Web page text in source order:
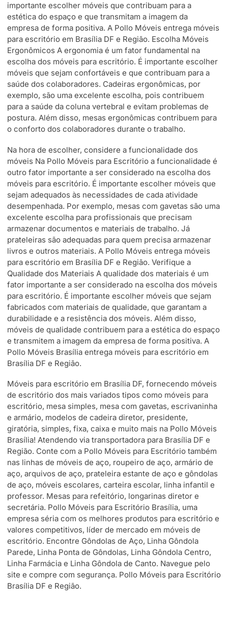
importante escolher móveis que contribuam para a
estética do espaço e que transmitam a imagem da
empresa de forma positiva. A Pollo Móveis entrega móveis
para escritório em Brasília DF e Região. Escolha Móveis
Ergonômicos A ergonomia é um fator fundamental na
escolha dos móveis para escritório. É importante escolher
móveis que sejam confortáveis e que contribuam para a
saúde dos colaboradores. Cadeiras ergonômicas, por
exemplo, são uma excelente escolha, pois contribuem
para a saúde da coluna vertebral e evitam problemas de
postura. Além disso, mesas ergonômicas contribuem para
o conforto dos colaboradores durante o trabalho.
Na hora de escolher, considere a funcionalidade dos
móveis Na Pollo Móveis para Escritório a funcionalidade é
outro fator importante a ser considerado na escolha dos
móveis para escritório. É importante escolher móveis que
sejam adequados às necessidades de cada atividade
desempenhada. Por exemplo, mesas com gavetas são uma
excelente escolha para profissionais que precisam
armazenar documentos e materiais de trabalho. Já
prateleiras são adequadas para quem precisa armazenar
livros e outros materiais. A Pollo Móveis entrega móveis
para escritório em Brasília DF e Região. Verifique a
Qualidade dos Materiais A qualidade dos materiais é um
fator importante a ser considerado na escolha dos móveis
para escritório. É importante escolher móveis que sejam
fabricados com materiais de qualidade, que garantam a
durabilidade e a resistência dos móveis. Além disso,
móveis de qualidade contribuem para a estética do espaço
e transmitem a imagem da empresa de forma positiva. A
Pollo Móveis Brasília entrega móveis para escritório em
Brasília DF e Região.
Móveis para escritório em Brasília DF, fornecendo móveis
de escritório dos mais variados tipos como móveis para
escritório, mesa simples, mesa com gavetas, escrivaninha
e armário, modelos de cadeira diretor, presidente,
giratória, simples, fixa, caixa e muito mais na Pollo Móveis
Brasília! Atendendo via transportadora para Brasília DF e
Região. Conte com a Pollo Móveis para Escritório também
nas linhas de móveis de aço, roupeiro de aço, armário de
aço, arquivos de aço, prateleira estante de aço e gôndolas
de aço, móveis escolares, carteira escolar, linha infantil e
professor. Mesas para refeitório, longarinas diretor e
secretária. Pollo Móveis para Escritório Brasília, uma
empresa séria com os melhores produtos para escritório e
valores competitivos, líder de mercado em móveis de
escritório. Encontre Gôndolas de Aço, Linha Gôndola
Parede, Linha Ponta de Gôndolas, Linha Gôndola Centro,
Linha Farmácia e Linha Gôndola de Canto. Navegue pelo
site e compre com segurança. Pollo Móveis para Escritório
Brasília DF e Região.